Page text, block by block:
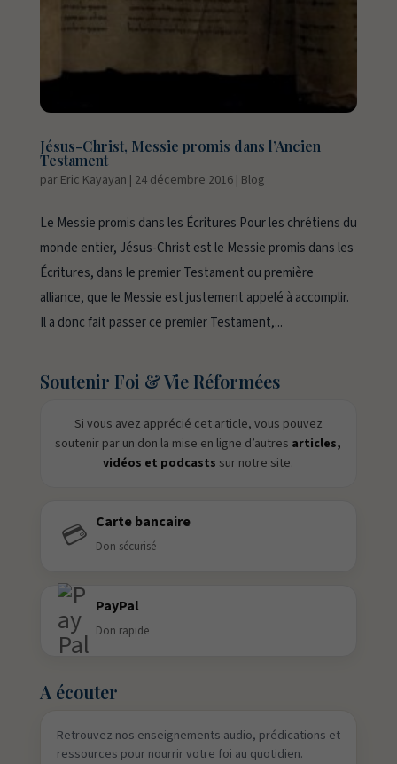
Jésus-Christ, Messie promis dans l’Ancien
Testament
par Eric Kayayan | 24 décembre 2016| Blog
Le Messie promis dans les Écritures Pour les chrétiens du
monde entier, Jésus-Christ est le Messie promis dans les
Écritures, dans le premier Testament ou première
alliance, que le Messie est justement appelé à accomplir.
Il a donc fait passer ce premier Testament,...
Soutenir Foi & Vie Réformées
Si vous avez apprécié cet article, vous pouvez
soutenir par un don la mise en ligne d’autres articles,
vidéos et podcasts sur notre site.
💳 Carte bancaire
Don sécurisé
PayPal
Don rapide
A écouter
Retrouvez nos enseignements audio, prédications et
ressources pour nourrir votre foi au quotidien.